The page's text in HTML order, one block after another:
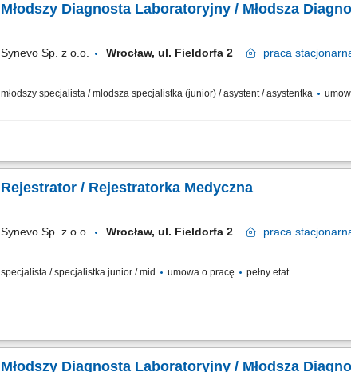
Młodszy Diagnosta Laboratoryjny / Młodsza
Synevo Sp. z o.o. Wrocław, ul. Fieldorfa 2 praca
młodszy specjalista / młodsza specjalistka (junior) / asystent / asystentka
Opis stanowiska Prowadzenie precyzyjnej diagnostyki oraz realizacja
Rejestrator / Rejestratorka Medyczna
Synevo Sp. z o.o. Wrocław, ul. Fieldorfa 2 praca
specjalista / specjalistka junior / mid umowa o pracę pełny etat
Opis stanowiska Kompleksowa rejestracja, skanowanie oraz wprowadzanie
Młodszy Diagnosta Laboratoryjny / Młodsza